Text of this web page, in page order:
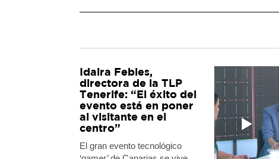
Idaira Febles,
directora de la TLP
Tenerife: “El éxito del
evento está en poner
al visitante en el
centro”
El gran evento tecnológico